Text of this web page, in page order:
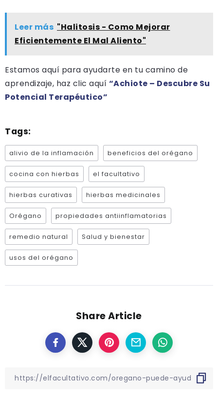
Leer más "Halitosis - Como Mejorar
Eficientemente El Mal Aliento"
Estamos aquí para ayudarte en tu camino de
aprendizaje, haz clic aquí “Achiote – Descubre Su
Potencial Terapéutico”
Tags:
alivio de la inflamación beneficios del orégano
cocina con hierbas el facultativo
hierbas curativas hierbas medicinales
Orégano propiedades antiinflamatorias
remedio natural Salud y bienestar
usos del orégano
Share Article